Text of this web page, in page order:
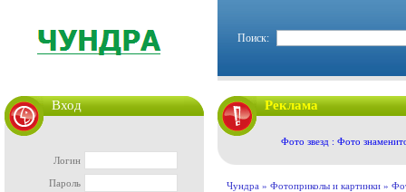
Поиск:
Вход
Логин
Пароль
Реклама
Фото звезд : Фото
Чундра » Фотоприколы и картинки »